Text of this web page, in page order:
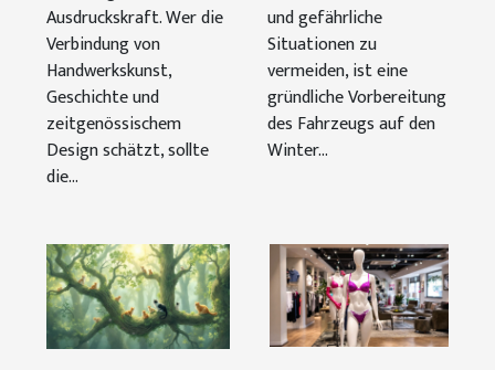
Ausdruckskraft. Wer die
Verbindung von
Handwerkskunst,
Geschichte und
zeitgenössischem
Design schätzt, sollte
die...
und gefährliche
Situationen zu
vermeiden, ist eine
gründliche Vorbereitung
des Fahrzeugs auf den
Winter...